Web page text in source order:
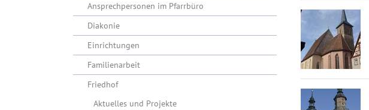
Ansprechpersonen im Pfarrbüro
Diakonie
Einrichtungen
Familienarbeit
Friedhof
Aktuelles und Projekte